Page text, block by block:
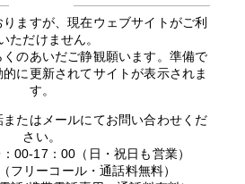
ますが、現在ウェブサイトがご利
ただけません。
のあいだご静観願います。準備で
に更新されてサイトが表示されま
す。
たはメールにてお問い合わせくだ
さい。
00-17：00（日・祝日も営業）
フリーコール・通話料無料）